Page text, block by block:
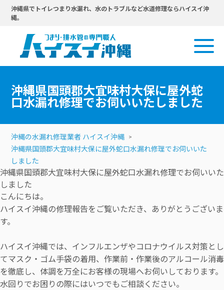
沖縄県でトイレつまり水漏れ、水のトラブルなど水道修理ならハイスイ沖
縄。
沖縄県国頭郡大宜味村大保に屋外蛇
口水漏れ修理でお伺いいたしました
沖縄の水漏れ修理業者 ハイスイ沖縄
沖縄県国頭郡大宜味村大保に屋外蛇口水漏れ修理でお伺いいた
しました
沖縄県国頭郡大宜味村大保に屋外蛇口水漏れ修理でお伺いいた
しました
こんにちは。
ハイスイ沖縄の修理報告をご覧いただき、ありがとうございま
す。
ハイスイ沖縄では、インフルエンザやコロナウイルス対策とし
てマスク・ゴム手袋の着用、作業前・作業後のアルコール消毒
を徹底し、体調を万全にお客様の現場へお伺いしております。
水回りでお困りの際にはいつでもご相談ください。